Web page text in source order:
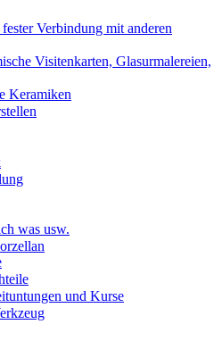
Verbindung mit anderen
Visitenkarten, Glasurmalereien,
Keramiken
was usw.
und Kurse